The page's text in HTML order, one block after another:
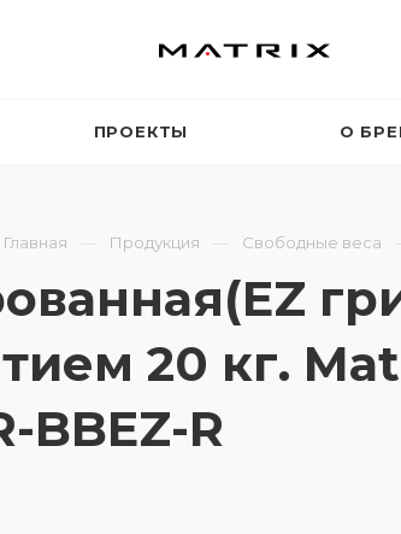
ПРОЕКТЫ О
Главная Продукция Свободные веса
20 кг.
BBEZ-R